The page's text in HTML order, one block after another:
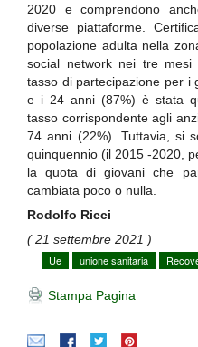
2020 e comprendono
diverse piattaforme.
popolazione adulta nella
social network nei tre mesi
tasso di partecipazione per i
e i 24 anni (87%) è stata
tasso corrispondente agli
74 anni (22%). Tuttavia, si
quinquennio (il 2015 -2020,
la quota di giovani che
cambiata poco o nulla.
Rodolfo Ricci
( 21 settembre 2021 )
Ue
unione sanitaria
Stampa Pagina